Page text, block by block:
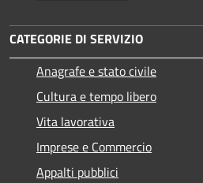
CATEGORIE DI SERVIZIO
Anagrafe e stato civile
Cultura e tempo libero
Vita lavorativa
Imprese e Commercio
Appalti pubblici